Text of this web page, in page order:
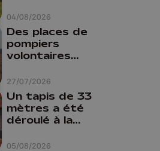
04/08/2026
comme prof que
comme
pharmacienne"
27/07/2026
Des places de
pompiers
volontaires
province de Liège :
"Un citoyen qui
n'est formé ne
peut pas nous
aider"
05/08/2026
Un tapis de 33
mètres a été
déroulé à la
Liège